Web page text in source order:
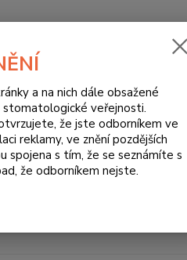
a na nich dále obsažené
stomatologické veřejnosti.
že jste odborníkem ve
reklamy, ve znění pozdějších
spojena s tím, že se seznámíte s
že odborníkem nejste.